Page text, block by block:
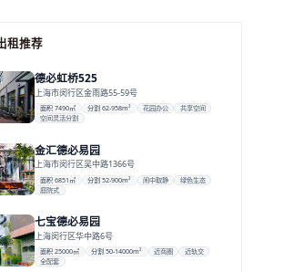
租推荐
德必虹桥525
上海市闵行区金雨路55-59号
面积 7490㎡ 分割 62-958m² 花园办公
共享空间
空间灵活分割
金汇德必易园
上海市闵行区吴中路1366号
面积 6851㎡ 分割 52-900m² 闹中取静
绿色生态
庭院式
七宝德必易园
上海闵行区华中路6号
面积 25000㎡ 分割 50-14000m² 近商圈
近轨交
全配套